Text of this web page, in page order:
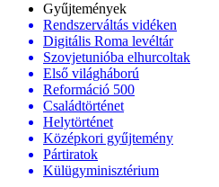
Gyűjtemények
Rendszerváltás vidéken
Digitális Roma levéltár
Szovjetunióba elhurcoltak
Első világháború
Reformáció 500
Családtörténet
Helytörténet
Középkori gyűjtemény
Pártiratok
Külügyminisztérium